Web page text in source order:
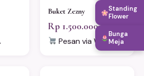
Buket Zezny
Rp 1.500.000
Pesan via WA
Standing
Flower
Bunga
Meja